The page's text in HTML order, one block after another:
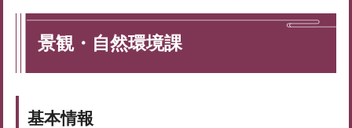
景観・自然環境課
基本情報